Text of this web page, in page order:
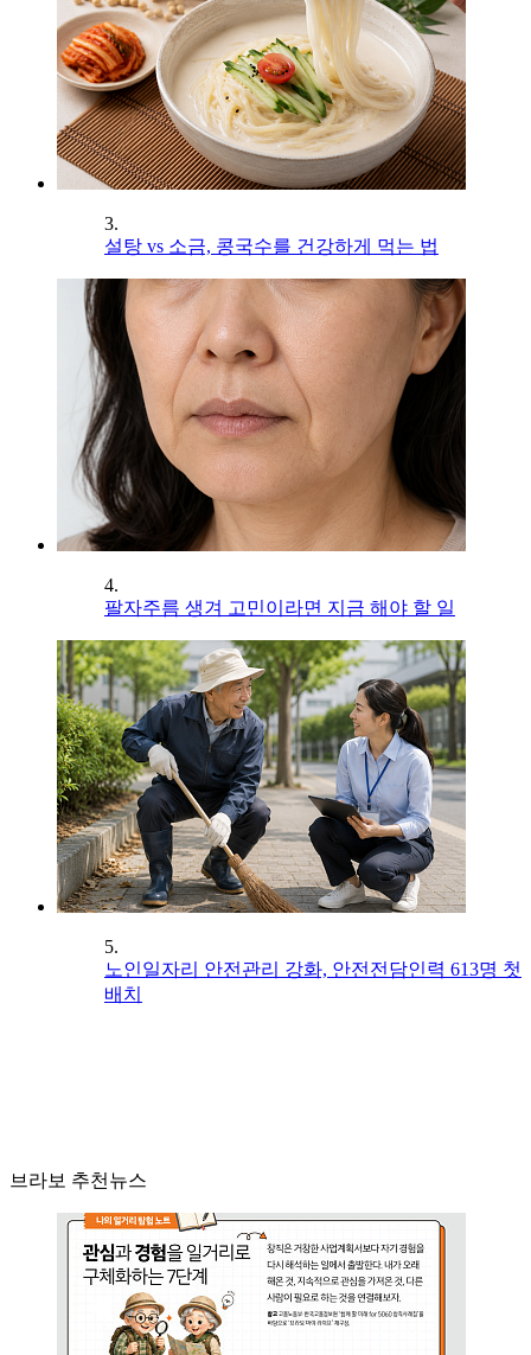
3.
설탕 vs 소금, 콩국수를 건강하게 먹는 법
4.
팔자주름 생겨 고민이라면 지금 해야 할 일
5.
노인일자리 안전관리 강화, 안전전담인력 613명 첫
배치
브라보 추천뉴스